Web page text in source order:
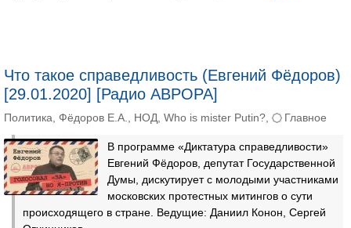
Что такое справедливость (Евгений Фёдоров)
[29.01.2020] [Радио АВРОРА]
Политика Фёдоров Е.А. НОД Who is mister Putin? Главное
В программе «Диктатура справедливости»
Евгений Фёдоров, депутат Государственной
Думы, дискутирует с молодыми участниками
московских протестных митингов о сути
происходящего в стране. Ведущие: Даниил Конон, Сергей